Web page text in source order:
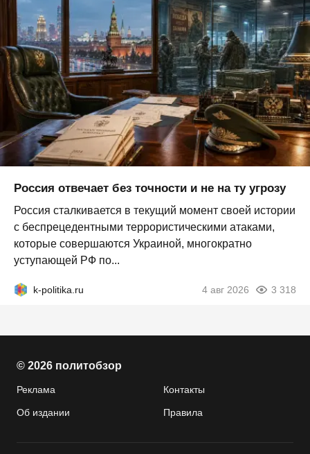
Россия отвечает без точности и не на ту угрозу
Россия сталкивается в текущий момент своей истории
с беспрецедентными террористическими атаками,
которые совершаются Украиной, многократно
уступающей РФ по...
k-politika.ru 4 авг 2026 3 318
© 2026 политобзор
Реклама Контакты
Об издании Правила